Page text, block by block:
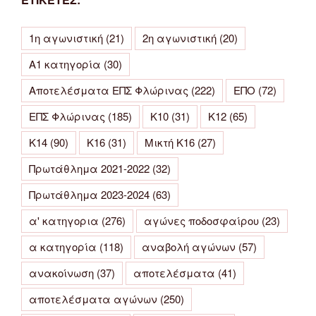
1η αγωνιστική (21) 2η αγωνιστική (20)
Α1 κατηγορία (30)
Αποτελέσματα ΕΠΣ Φλώρινας (222) ΕΠΟ (72)
ΕΠΣ Φλώρινας (185) Κ10 (31) Κ12 (65)
Κ14 (90) Κ16 (31) Μικτή Κ16 (27)
Πρωτάθλημα 2021-2022 (32)
Πρωτάθλημα 2023-2024 (63)
α' κατηγορια (276) αγώνες ποδοσφαίρου (23)
α κατηγορία (118) αναβολή αγώνων (57)
ανακοίνωση (37) αποτελέσματα (41)
αποτελέσματα αγώνων (250)